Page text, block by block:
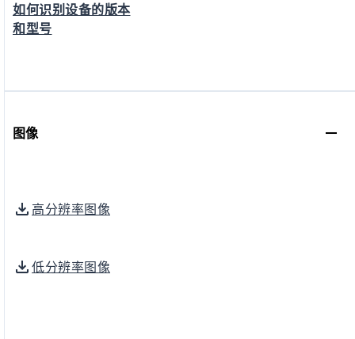
如何识别设备的版本
和型号
图像
高分辨率图像
低分辨率图像